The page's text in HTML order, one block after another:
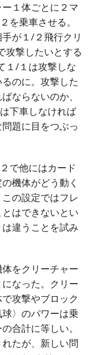
１体ごとに２マ
を乗車させる。
が１/２飛行クリ
攻撃したいとする
１/１は攻撃しな
のに。攻撃した
ならないのか、
下車しなければ
題に目をつぶっ
で他にはカード
機体がどう動く
の設定ではフレ
はできないとい
違うことを試み
をクリーチャー
なった。クリー
攻撃やブロック
〉のパワーは乗
合計に等しい。
たが、新しい問